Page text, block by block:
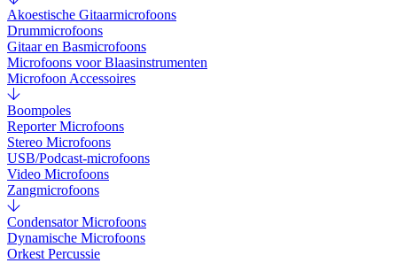
Akoestische Gitaarmicrofoons
Drummicrofoons
Gitaar en Basmicrofoons
Microfoons voor Blaasinstrumenten
Microfoon Accessoires
Boompoles
Reporter Microfoons
Stereo Microfoons
USB/Podcast-microfoons
Video Microfoons
Zangmicrofoons
Condensator Microfoons
Dynamische Microfoons
Orkest Percussie